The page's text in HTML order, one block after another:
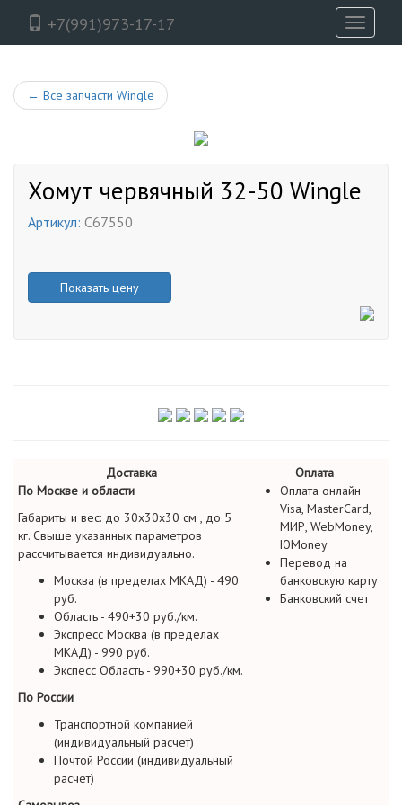
+7(991)973-17-17
Toggle
← Все запчасти Wingle
Хомут червячный 32-50 Wingle
Артикул: C67550
Показать цену
Доставка
Оплата
По Москве и области
Габариты и вес: до 30х30х30 см , до 5
кг. Свыше указанных параметров
рассчитывается индивидуально.
Москва (в пределах МКАД) - 490
руб.
Область - 490+30 руб./км.
Экспресс Москва (в пределах
МКАД) - 990 руб.
Экспесс Область - 990+30 руб./км.
По России
Транспортной компанией
(индивидуальный расчет)
Почтой России (индивидуальный
расчет)
Оплата онлайн
Visa, MasterCard,
МИР, WebMoney,
ЮMoney
Перевод на
банковскую карту
Банковский счет